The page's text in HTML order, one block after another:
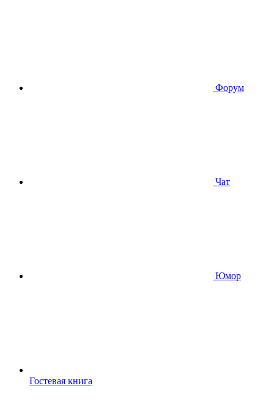
Форум
Чат
Юмор
Гостевая книга